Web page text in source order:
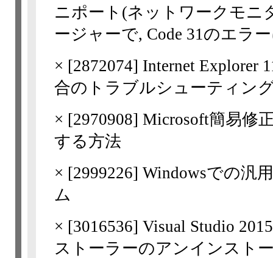
ニポート(ネットワークモニ
ージャーで, Code 31のエラ
× [2872074] Internet Explorer
合のトラブルシューティン
× [2970908] Microsoft簡易修
する方法
× [2999226] Windowsでの汎
ム
× [3016536] Visual Studio
ストーラーのアンインスト